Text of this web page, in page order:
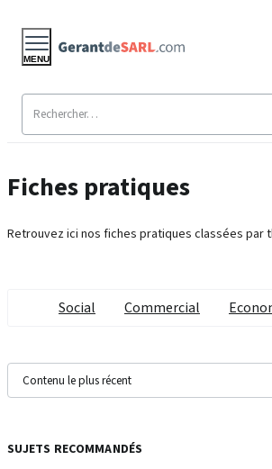
MENU
Fiches pratiques
Retrouvez ici nos fiches pratiques classées par
Social Commercial
SUJETS RECOMMANDÉS